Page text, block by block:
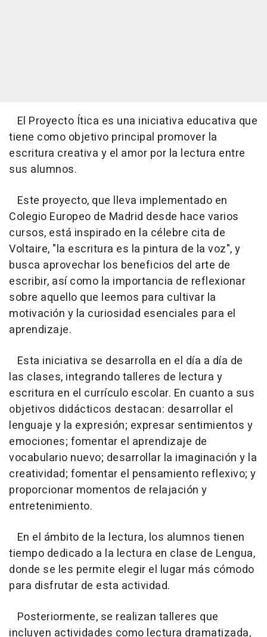
El Proyecto Ítica es una iniciativa educativa que
tiene como objetivo principal promover la
escritura creativa y el amor por la lectura entre
sus alumnos.
Este proyecto, que lleva implementado en
Colegio Europeo de Madrid desde hace varios
cursos, está inspirado en la célebre cita de
Voltaire, "la escritura es la pintura de la voz", y
busca aprovechar los beneficios del arte de
escribir, así como la importancia de reflexionar
sobre aquello que leemos para cultivar la
motivación y la curiosidad esenciales para el
aprendizaje.
Esta iniciativa se desarrolla en el día a día de
las clases, integrando talleres de lectura y
escritura en el currículo escolar. En cuanto a sus
objetivos didácticos destacan: desarrollar el
lenguaje y la expresión; expresar sentimientos y
emociones; fomentar el aprendizaje de
vocabulario nuevo; desarrollar la imaginación y la
creatividad; fomentar el pensamiento reflexivo; y
proporcionar momentos de relajación y
entretenimiento.
En el ámbito de la lectura, los alumnos tienen
tiempo dedicado a la lectura en clase de Lengua,
donde se les permite elegir el lugar más cómodo
para disfrutar de esta actividad.
Posteriormente, se realizan talleres que
incluyen actividades como lectura dramatizada,